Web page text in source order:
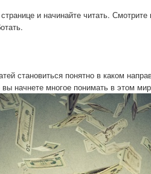
и начинайте читать. Смотрите
становиться понятно в каком
начнете многое понимать в этом